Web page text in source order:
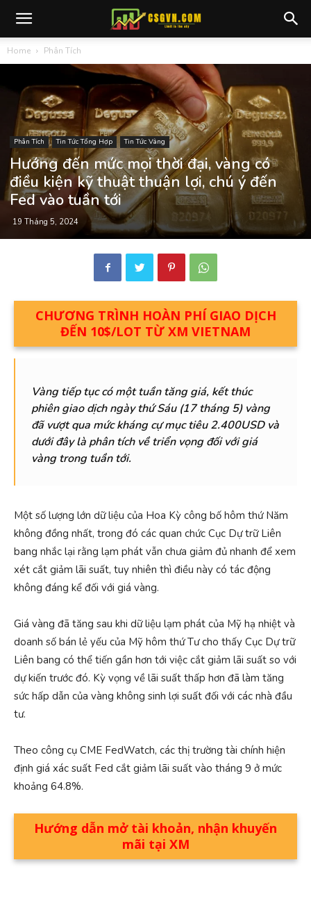
Home Phân Tích
Phân Tích Tin Tức Tổng Hợp Tin Tức Vàng
Hướng đến mức mọi thời đại, vàng có
điều kiện kỹ thuật thuận lợi, chú ý đến
Fed vào tuần tới
19 Tháng 5, 2024
CHƯƠNG TRÌNH HOÀN PHÍ GIAO DỊCH
ĐẾN 10$/LOT TỪ XM VIETNAM
Vàng tiếp tục có một tuần tăng giá, kết thúc
phiên giao dịch ngày thứ Sáu (17 tháng 5) vàng
đã vượt qua mức kháng cự mục tiêu 2.400USD và
dưới đây là phân tích về triển vọng đối với giá
vàng trong tuần tới.
Một số lượng lớn dữ liệu của Hoa Kỳ công bố hôm thứ Năm
không đồng nhất, trong đó các quan chức Cục Dự trữ Liên
bang nhắc lại rằng lạm phát vẫn chưa giảm đủ nhanh để xem
xét cắt giảm lãi suất, tuy nhiên thì điều này có tác động
không đáng kể đối với giá vàng.
Giá vàng đã tăng sau khi dữ liệu lạm phát của Mỹ hạ nhiệt và
doanh số bán lẻ yếu của Mỹ hôm thứ Tư cho thấy Cục Dự trữ
Liên bang có thể tiến gần hơn tới việc cắt giảm lãi suất so với
dự kiến ​​trước đó. Kỳ vọng về lãi suất thấp hơn đã làm tăng
sức hấp dẫn của vàng không sinh lợi suất đối với các nhà đầu
tư.
Theo công cụ CME FedWatch, các thị trường tài chính hiện
định giá xác suất Fed cắt giảm lãi suất vào tháng 9 ở mức
khoảng 64.8%.
Hướng dẫn mở tài khoản, nhận khuyến
mãi tại XM